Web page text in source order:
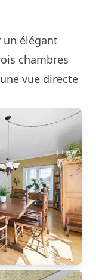
un élégant
chambres
vue directe